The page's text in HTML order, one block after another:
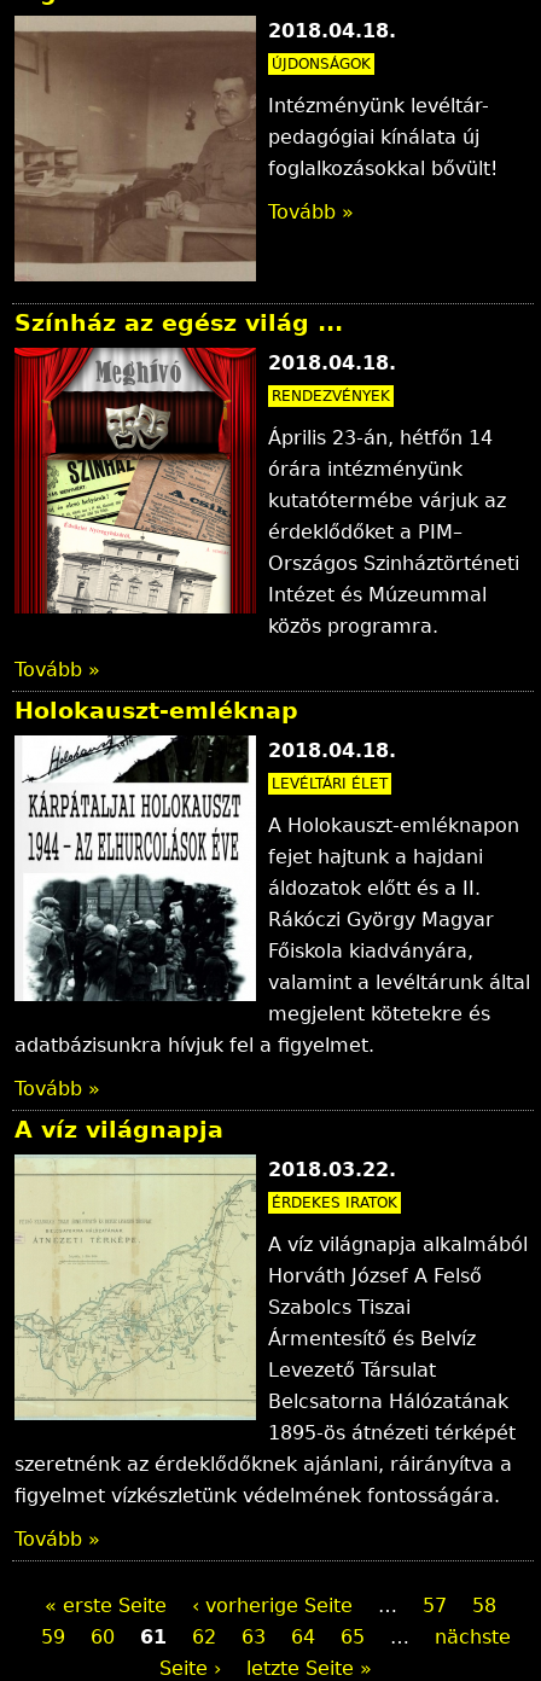
2018.04.18.
ÚJDONSÁGOK
Intézményünk levéltár-
pedagógiai kínálata új
foglalkozásokkal bővült!
Tovább »
Színház az egész világ ...
2018.04.18.
RENDEZVÉNYEK
Április 23-án, hétfőn 14
órára intézményünk
kutatótermébe várjuk az
érdeklődőket a PIM–
Országos Szinháztörténeti
Intézet és Múzeummal
közös programra.
Tovább »
Holokauszt-emléknap
2018.04.18.
LEVÉLTÁRI ÉLET
A Holokauszt-emléknapon
fejet hajtunk a hajdani
áldozatok előtt és a II.
Rákóczi György Magyar
Főiskola kiadványára,
valamint a levéltárunk által
megjelent kötetekre és
adatbázisunkra hívjuk fel a figyelmet.
Tovább »
A víz világnapja
2018.03.22.
ÉRDEKES IRATOK
A víz világnapja alkalmából
Horváth József A Felső
Szabolcs Tiszai
Ármentesítő és Belvíz
Levezető Társulat
Belcsatorna Hálózatának
1895-ös átnézeti térképét
szeretnénk az érdeklődőknek ajánlani, ráirányítva a
figyelmet vízkészletünk védelmének fontosságára.
Tovább »
« erste Seite ‹ vorherige Seite … 57
58
59
60 61 62 63 64 65 …
nächste
Seite ›
letzte Seite »